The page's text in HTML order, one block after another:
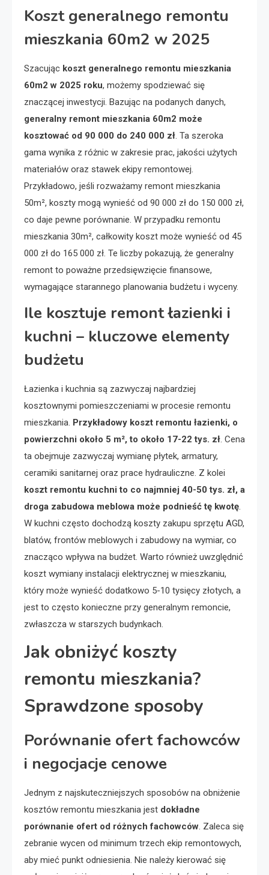
Koszt generalnego remontu
mieszkania 60m2 w 2025
Szacując koszt generalnego remontu mieszkania
60m2 w 2025 roku, możemy spodziewać się
znaczącej inwestycji. Bazując na podanych danych,
generalny remont mieszkania 60m2 może
kosztować od 90 000 do 240 000 zł. Ta szeroka
gama wynika z różnic w zakresie prac, jakości użytych
materiałów oraz stawek ekipy remontowej.
Przykładowo, jeśli rozważamy remont mieszkania
50m², koszty mogą wynieść od 90 000 zł do 150 000 zł,
co daje pewne porównanie. W przypadku remontu
mieszkania 30m², całkowity koszt może wynieść od 45
000 zł do 165 000 zł. Te liczby pokazują, że generalny
remont to poważne przedsięwzięcie finansowe,
wymagające starannego planowania budżetu i wyceny.
Ile kosztuje remont łazienki i
kuchni – kluczowe elementy
budżetu
Łazienka i kuchnia są zazwyczaj najbardziej
kosztownymi pomieszczeniami w procesie remontu
mieszkania. Przykładowy koszt remontu łazienki, o
powierzchni około 5 m², to około 17-22 tys. zł. Cena
ta obejmuje zazwyczaj wymianę płytek, armatury,
ceramiki sanitarnej oraz prace hydrauliczne. Z kolei
koszt remontu kuchni to co najmniej 40-50 tys. zł, a
droga zabudowa meblowa może podnieść tę kwotę.
W kuchni często dochodzą koszty zakupu sprzętu AGD,
blatów, frontów meblowych i zabudowy na wymiar, co
znacząco wpływa na budżet. Warto również uwzględnić
koszt wymiany instalacji elektrycznej w mieszkaniu,
który może wynieść dodatkowo 5-10 tysięcy złotych, a
jest to często konieczne przy generalnym remoncie,
zwłaszcza w starszych budynkach.
Jak obniżyć koszty
remontu mieszkania?
Sprawdzone sposoby
Porównanie ofert fachowców
i negocjacje cenowe
Jednym z najskuteczniejszych sposobów na obniżenie
kosztów remontu mieszkania jest dokładne
porównanie ofert od różnych fachowców. Zaleca się
zebranie wycen od minimum trzech ekip remontowych,
aby mieć punkt odniesienia. Nie należy kierować się